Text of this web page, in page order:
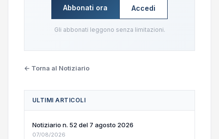
Abbonati ora Accedi
Gli abbonati leggono senza limitazioni.
← Torna al Notiziario
ULTIMI ARTICOLI
Notiziario n. 52 del 7 agosto 2026
07/08/2026